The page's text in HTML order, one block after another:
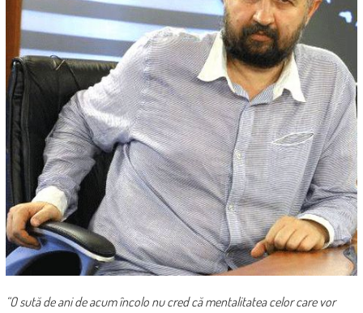
“O sută de ani de acum încolo nu cred că mentalitatea celor care vor